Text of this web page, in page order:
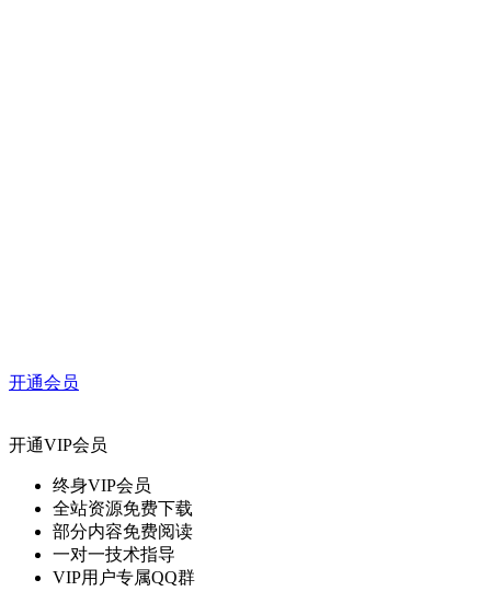
开通会员
开通VIP会员
终身VIP会员
全站资源免费下载
部分内容免费阅读
一对一技术指导
VIP用户专属QQ群